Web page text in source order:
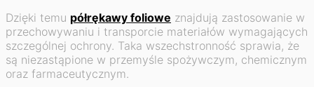
Dzięki temu półrękawy foliowe znajdują zastosowanie w
przechowywaniu i transporcie materiałów wymagających
szczególnej ochrony. Taka wszechstronność sprawia, że
są niezastąpione w przemyśle spożywczym, chemicznym
oraz farmaceutycznym.